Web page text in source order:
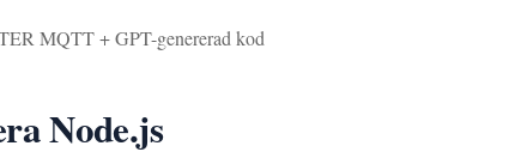
MQTT + GPT-genererad kod
Node.js